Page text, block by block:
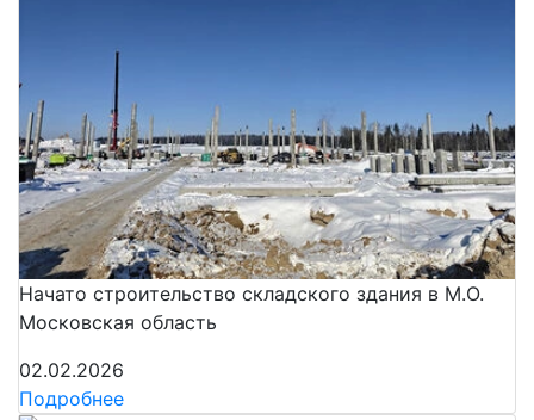
Начато строительство складского здания в М.О.
Московская область
02.02.2026
Подробнее